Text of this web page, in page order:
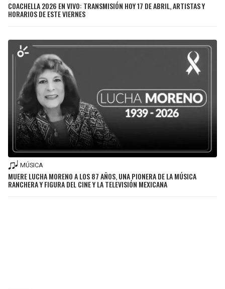
COACHELLA 2026 EN VIVO: TRANSMISIÓN HOY 17 DE ABRIL, ARTISTAS Y
HORARIOS DE ESTE VIERNES
MÚSICA
MUERE LUCHA MORENO A LOS 87 AÑOS, UNA PIONERA DE LA MÚSICA
RANCHERA Y FIGURA DEL CINE Y LA TELEVISIÓN MEXICANA